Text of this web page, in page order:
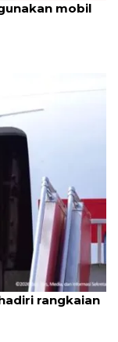
mobil
rangkaian